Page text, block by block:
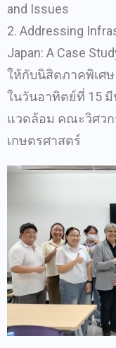
and Issues
2. Addressing
Japan: A Case
ให้กับนิสิตภาคพิเศ
ในวันอาทิตย์ที่ 15
แวดล้อม คณะวิศว
เกษตรศาสตร์